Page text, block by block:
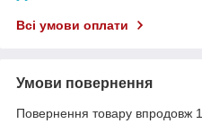
Всі умови оплати
Умови повернення
Повернення товару впродовж